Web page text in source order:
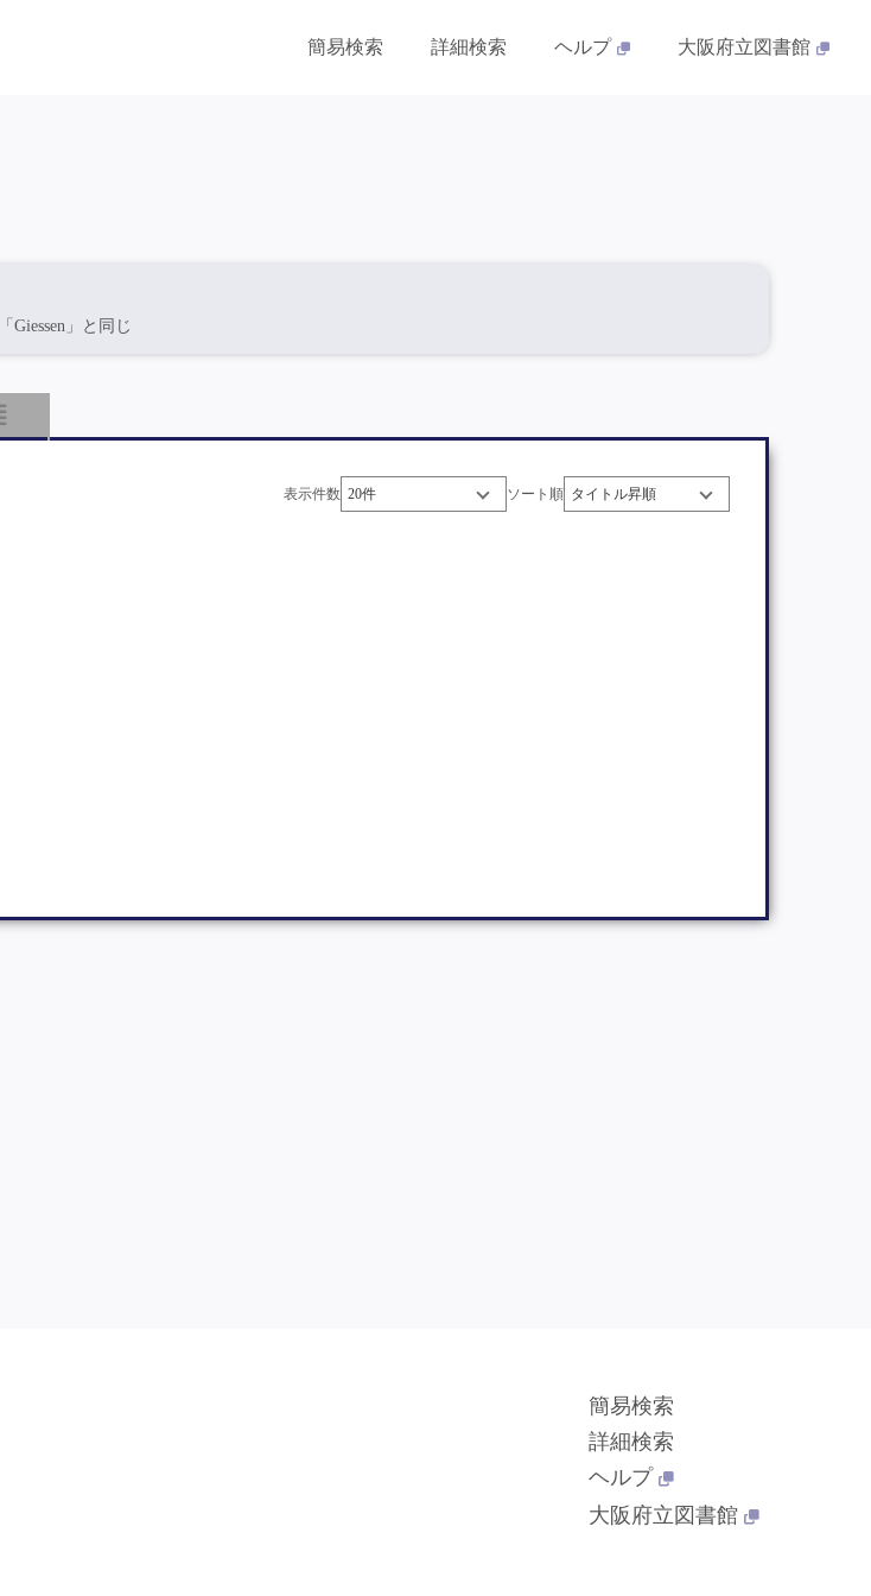
簡易検索 詳細検索 ヘルプ 大阪府立図書館
「Giessen」と同じ
表示件数 ソート順
簡易検索
詳細検索
ヘルプ
大阪府立図書館